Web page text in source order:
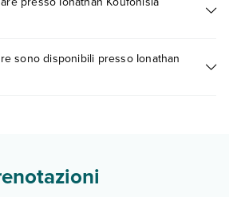
Suites. Scoprile tutte nella
sezione
condizioni dell'hotel, ecc). Per
il motore di ricerca e scegli
sono disponibili presso Ionathan